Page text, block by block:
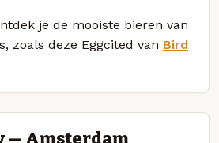
je de mooiste bieren van
zoals deze Eggcited van Bird